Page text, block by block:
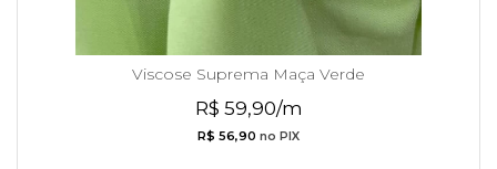
Viscose Suprema Maça Verde
R$ 59,90/m
R$ 56,90 no PIX